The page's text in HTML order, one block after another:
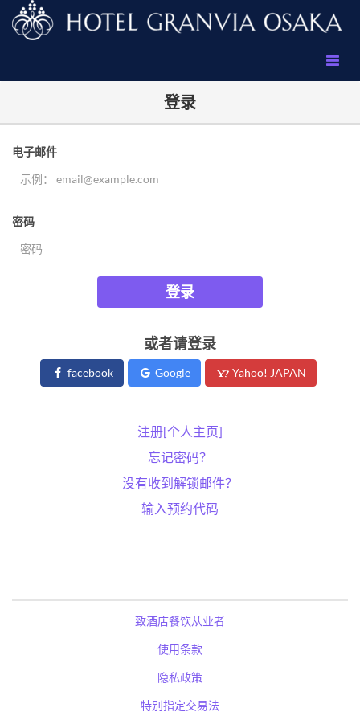
登录
电子邮件
密码
登录
或者请登录
facebook Google Yahoo! JAPAN
注册[个人主页]
忘记密码？
没有收到解锁邮件？
输入预约代码
致酒店餐饮从业者
使用条款
隐私政策
特别指定交易法